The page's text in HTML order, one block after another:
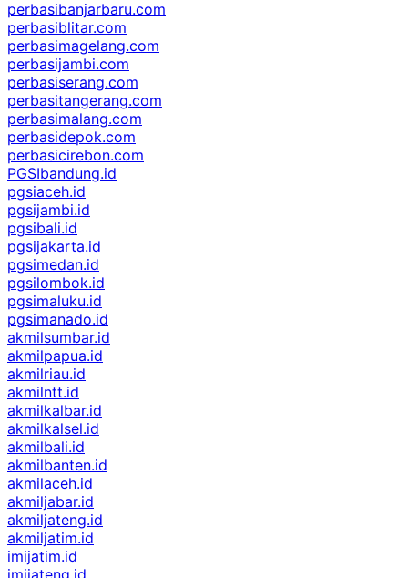
perbasibanjarbaru.com
perbasiblitar.com
perbasimagelang.com
perbasijambi.com
perbasiserang.com
perbasitangerang.com
perbasimalang.com
perbasidepok.com
perbasicirebon.com
PGSIbandung.id
pgsiaceh.id
pgsijambi.id
pgsibali.id
pgsijakarta.id
pgsimedan.id
pgsilombok.id
pgsimaluku.id
pgsimanado.id
akmilsumbar.id
akmilpapua.id
akmilriau.id
akmilntt.id
akmilkalbar.id
akmilkalsel.id
akmilbali.id
akmilbanten.id
akmilaceh.id
akmiljabar.id
akmiljateng.id
akmiljatim.id
imijatim.id
imijateng.id